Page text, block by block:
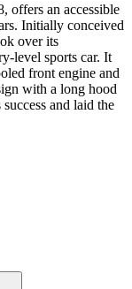
offers an accessible
Initially conceived
over its
level sports car. It
front engine and
with a long hood
and laid the